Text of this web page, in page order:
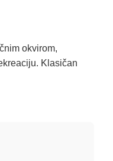
okvirom,
Klasičan